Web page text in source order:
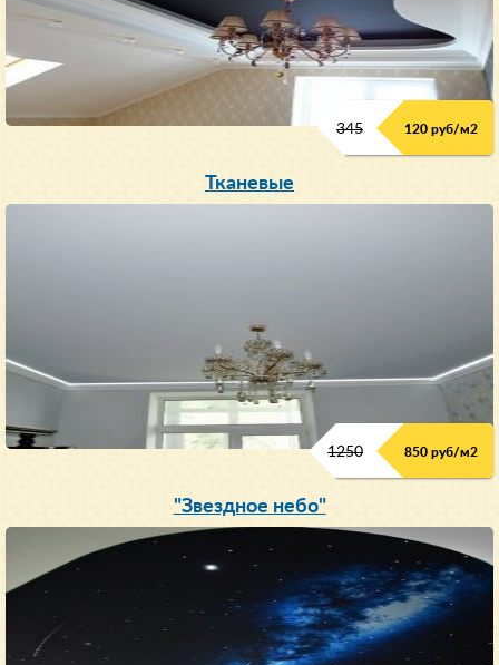
345 120 руб/м2
Тканевые
1250 850 руб/м2
"Звездное небо"